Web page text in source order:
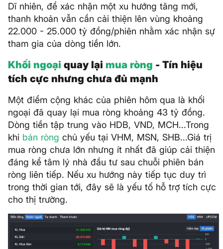
Dĩ nhiên, để xác nhận một xu hướng tăng mới,
thanh khoản vẫn cần cải thiện lên vùng khoảng
22.000 - 25.000 tỷ đồng/phiên nhằm xác nhận sự
tham gia của dòng tiền lớn.
Khối ngoại quay lại mua ròng - Tín hiệu
tích cực nhưng chưa đủ mạnh
Một điểm cộng khác của phiên hôm qua là khối
ngoại đã quay lại mua ròng khoảng 43 tỷ đồng.
Dòng tiền tập trung vào HDB, VND, MCH...Trong
khi bán ròng chủ yếu tại VHM, MSN, SHB...Giá trị
mua ròng chưa lớn nhưng ít nhất đã giúp cải thiện
đáng kể tâm lý nhà đầu tư sau chuỗi phiên bán
ròng liên tiếp. Nếu xu hướng này tiếp tục duy trì
trong thời gian tới, đây sẽ là yếu tố hỗ trợ tích cực
cho thị trường.